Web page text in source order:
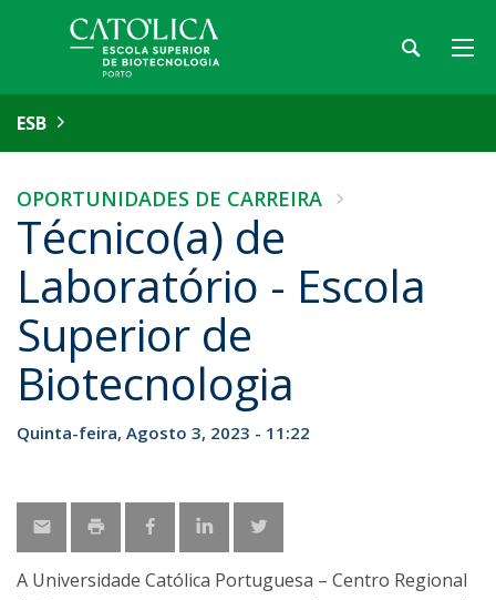
ESB
OPORTUNIDADES DE CARREIRA
Técnico(a) de
Laboratório - Escola
Superior de
Biotecnologia
Quinta-feira, Agosto 3, 2023 - 11:22
A Universidade Católica Portuguesa – Centro Regional